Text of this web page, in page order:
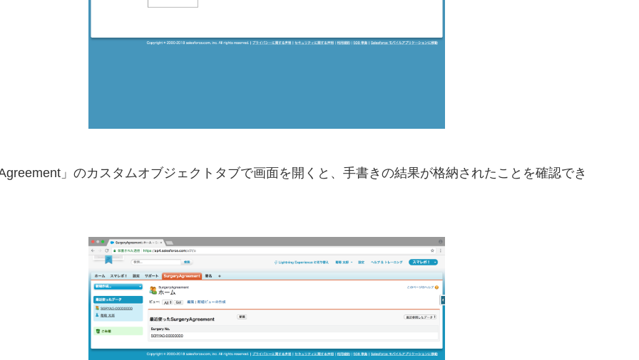
」のカスタムオブジェクトタブで画面を開くと、手書きの結果が格納されたことを確認でき